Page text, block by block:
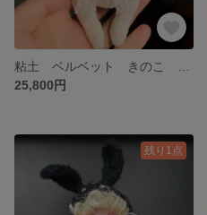
25,800円
残り1点